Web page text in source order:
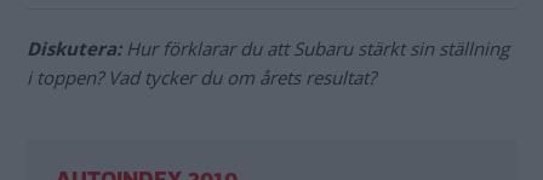
Diskutera: Hur förklarar du att Subaru stärkt sin ställning
i toppen? Vad tycker du om årets resultat?